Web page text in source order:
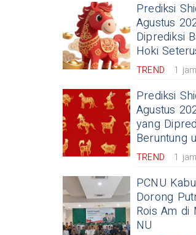
Prediksi
Agustus
Diprediksi
Hoki
TREND 1 jam
Prediksi
Agustus
yang
Beruntung
TREND 1 jam
PCNU
Dorong
Rois Am di
NU